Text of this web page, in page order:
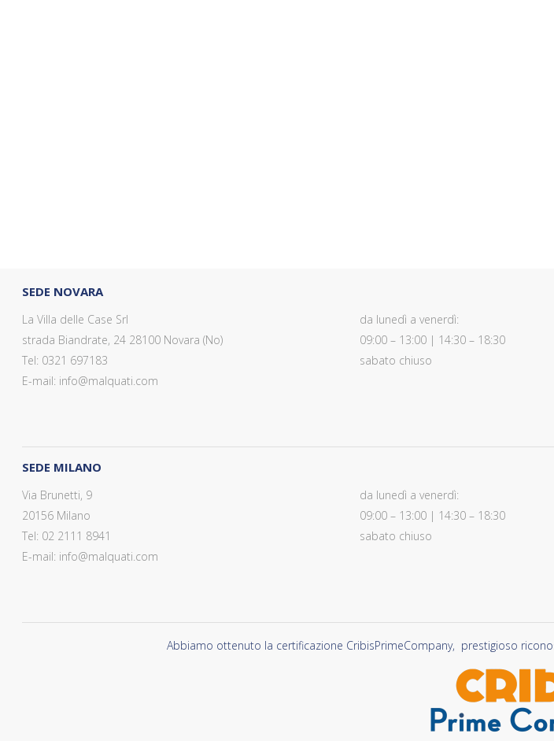
SEDE NOVARA
La Villa delle Case Srl
strada Biandrate, 24 28100 Novara (No)
Tel: 0321 697183
E-mail: info@malquati.com
da lunedì a venerdì:
09:00 – 13:00 | 14:30 – 18:30
sabato chiuso
SEDE MILANO
Via Brunetti, 9
20156 Milano
Tel: 02 2111 8941
E-mail: info@malquati.com
da lunedì a venerdì:
09:00 – 13:00 | 14:30 – 18:30
sabato chiuso
Abbiamo ottenuto la certificazione CribisPrimeCompany, prestigioso